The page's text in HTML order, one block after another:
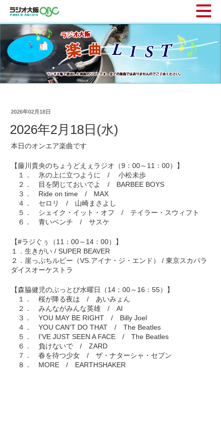
2026年02月18日
2026年2月18日(水)
本日のオンエア楽曲です
【藤川貴央のちょうどえぇラジオ（9：00～11：00）】
１． 氷の上に立つように / 小松未歩
２． 目を閉じておいでよ / BARBEE BOYS
３． Ride on time / MAX
４． セロリ / 山崎まさよし
５． シェイク・イット・オフ / テイラー・スウィフト
６． 青いベンチ / サスケ
【#ラジぐぅ（11：00～14：00）】
１．生きがい / SUPER BEAVER
２．崖っぷちルビー（VS.アイナ・ジ・エンド） / 東京スカパラ
ダイスオーケストラ
【森脇健児のぶっとび水曜日（14：00～16：55）】
１． 桜が降る夜は / あいみょん
２． みんながみんな英雄 / AI
３． YOU MAY BE RIGHT / Billy Joel
４． YOU CAN'T DO THAT / The Beatles
５． I'VE JUST SEEN A FACE / The Beatles
６． 負けないで / ZARD
７． 春を待つ少女 / ザ・ナターシャ・セブン
８． MORE / EARTHSHAKER